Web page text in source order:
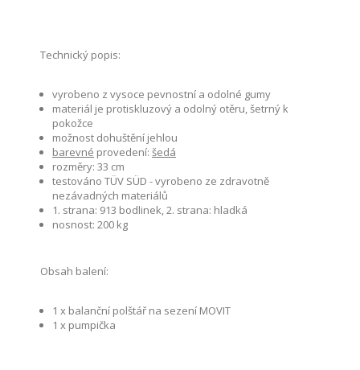
Technický popis:
vyrobeno z vysoce pevnostní a odolné gumy
materiál je protiskluzový a odolný otěru, šetrný k
pokožce
možnost dohuštění jehlou
barevné provedení: šedá
rozměry: 33 cm
testováno TÜV SÜD - vyrobeno ze zdravotně
nezávadných materiálů
1. strana: 913 bodlinek, 2. strana: hladká
nosnost: 200 kg
Obsah balení:
1 x balanční polštář na sezení MOVIT
1 x pumpička